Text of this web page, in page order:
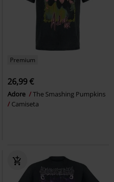
Premium
26,99 €
Adore
The Smashing Pumpkins
Camiseta